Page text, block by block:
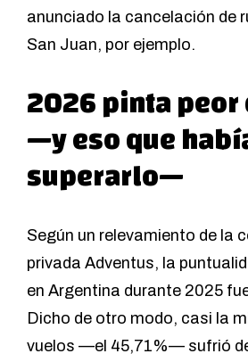
anunciado la cancelación de
San Juan, por ejemplo.
2026 pinta
—y eso que
superarlo—
Según un relevamiento de la
privada Adventus, la
en Argentina durante 2025
Dicho de otro modo, casi la
vuelos —el 45,71%— sufrió